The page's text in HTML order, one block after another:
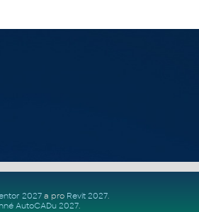
2027a pro Revit 2027.
AutoCADu 2027.